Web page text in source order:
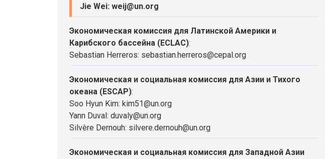
Jie Wei: weij@un.org
Экономическая комиссия для Латинской Америки и
Карибского бассейна (ECLAC):
Sebastian Herreros: sebastian.herreros@cepal.org
Экономическая и социальная комиссия для Азии и Тихого
океана (ESCAP):
Soo Hyun Kim: kim51@un.org
Yann Duval: duvaly@un.org
Silvère Dernouh: silvere.dernouh@un.org
Экономическая и социальная комиссия для Западной Азии